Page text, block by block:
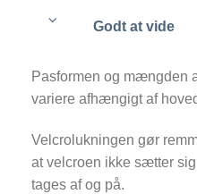
Godt at vide
Pasformen og mængden
variere afhængigt af
Velcrolukningen gør
at velcroen ikke sætter
tages af og på.